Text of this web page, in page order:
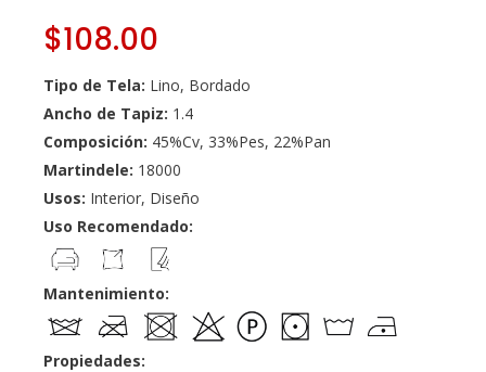
$108.00
Tipo de Tela: Lino, Bordado
Ancho de Tapiz: 1.4
Composición: 45%Cv, 33%Pes, 22%Pan
Martindele: 18000
Usos: Interior, Diseño
Uso Recomendado:
Mantenimiento:
Propiedades: